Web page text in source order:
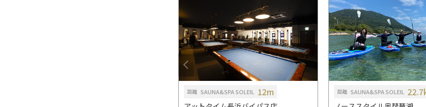
距離 SAUNA&SPA SOLEIL 12m 距離 SAUNA&SPA SOLEIL